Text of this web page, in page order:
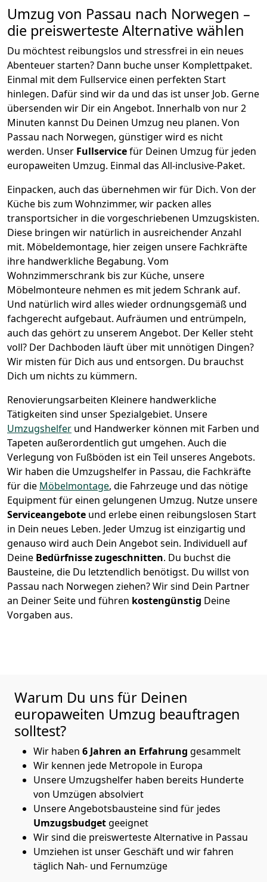
Umzug von Passau nach Norwegen –
die preiswerteste Alternative wählen
Du möchtest reibungslos und stressfrei in ein neues
Abenteuer starten? Dann buche unser Komplettpaket.
Einmal mit dem Fullservice einen perfekten Start
hinlegen. Dafür sind wir da und das ist unser Job. Gerne
übersenden wir Dir ein Angebot. Innerhalb von nur2
Minuten kannst Du Deinen Umzug neu planen. Von
Passau nach Norwegen, günstiger wird es nicht
werden. Unser Fullservicefür Deinen Umzug für jeden
europaweiten Umzug. Einmal das All-inclusive-Paket.
Einpacken, auch das übernehmen wir für Dich. Von der
Küche bis zum Wohnzimmer, wir packen alles
transportsicher in die vorgeschriebenen Umzugskisten.
Diese bringen wir natürlich in ausreichender Anzahl
mit. Möbeldemontage, hier zeigen unsere Fachkräfte
ihre handwerkliche Begabung. Vom
Wohnzimmerschrank bis zur Küche, unsere
Möbelmonteure nehmen es mit jedem Schrank auf.
Und natürlich wird alles wieder ordnungsgemäß und
fachgerecht aufgebaut. Aufräumen und entrümpeln,
auch das gehört zu unserem Angebot. Der Keller steht
voll? Der Dachboden läuft über mit unnötigen Dingen?
Wir misten für Dich aus und entsorgen. Du brauchst
Dich um nichts zu kümmern.
Renovierungsarbeiten Kleinere handwerkliche
Tätigkeiten sind unser Spezialgebiet. Unsere
Umzugshelfer und Handwerker können mit Farben und
Tapeten außerordentlich gut umgehen. Auch die
Verlegung von Fußböden ist ein Teil unseres Angebots.
Wir haben die Umzugshelfer in Passau, die Fachkräfte
für die Möbelmontage, die Fahrzeuge und das nötige
Equipment für einen gelungenen Umzug. Nutze unsere
Serviceangebote und erlebe einen reibungslosen Start
in Dein neues Leben. Jeder Umzug ist einzigartig und
genauso wird auch Dein Angebot sein. Individuell auf
Deine Bedürfnisse zugeschnitten. Du buchst die
Bausteine, die Du letztendlich benötigst. Du willst von
Passau nach Norwegen ziehen? Wir sind Dein Partner
an Deiner Seite und führen kostengünstig Deine
Vorgaben aus.
Warum Du uns für Deinen
europaweiten Umzug beauftragen
solltest?
Wir haben 6 Jahren an Erfahrung gesammelt
Wir kennen jede Metropole in Europa
Unsere Umzugshelfer haben bereits Hunderte
von Umzügen absolviert
Unsere Angebotsbausteine sind für jedes
Umzugsbudgetgeeignet
Wir sind die preiswerteste Alternative in Passau
Umziehen ist unser Geschäft und wir fahren
täglich Nah- und Fernumzüge